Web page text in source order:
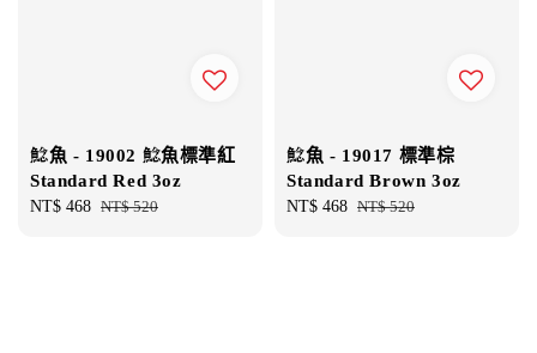
鯰魚 - 19002 鯰魚標準紅
Standard Red 3oz
Sale
NT$ 468 Regular
NT$ 520
鯰魚 - 19017 標準棕
Standard Brown 3oz
Sale
NT$ 468 Regular
NT$ 520